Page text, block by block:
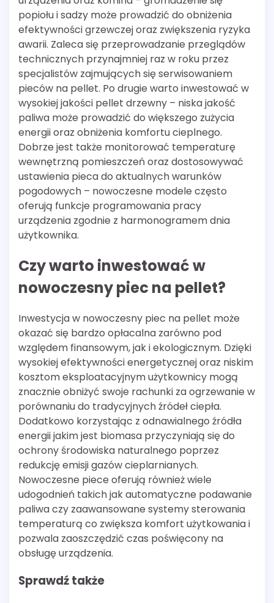
popiołu i sadzy może prowadzić do obniżenia
efektywności grzewczej oraz zwiększenia ryzyka
awarii. Zaleca się przeprowadzanie przeglądów
technicznych przynajmniej raz w roku przez
specjalistów zajmujących się serwisowaniem
pieców na pellet. Po drugie warto inwestować w
wysokiej jakości pellet drzewny – niska jakość
paliwa może prowadzić do większego zużycia
energii oraz obniżenia komfortu cieplnego.
Dobrze jest także monitorować temperaturę
wewnętrzną pomieszczeń oraz dostosowywać
ustawienia pieca do aktualnych warunków
pogodowych – nowoczesne modele często
oferują funkcje programowania pracy
urządzenia zgodnie z harmonogramem dnia
użytkownika.
Czy warto inwestować w
nowoczesny piec na pellet?
Inwestycja w nowoczesny piec na pellet może
okazać się bardzo opłacalna zarówno pod
względem finansowym, jak i ekologicznym. Dzięki
wysokiej efektywności energetycznej oraz niskim
kosztom eksploatacyjnym użytkownicy mogą
znacznie obniżyć swoje rachunki za ogrzewanie w
porównaniu do tradycyjnych źródeł ciepła.
Dodatkowo korzystając z odnawialnego źródła
energii jakim jest biomasa przyczyniają się do
ochrony środowiska naturalnego poprzez
redukcję emisji gazów cieplarnianych.
Nowoczesne piece oferują również wiele
udogodnień takich jak automatyczne podawanie
paliwa czy zaawansowane systemy sterowania
temperaturą co zwiększa komfort użytkowania i
pozwala zaoszczędzić czas poświęcony na
obsługę urządzenia.
Sprawdź także